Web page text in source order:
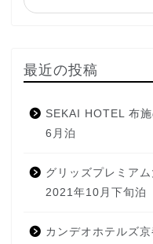
最近の投稿
SEKAI HOTEL 布
6月泊
グリッズプレミア
2021年10月下旬泊
カンデオホテルズ